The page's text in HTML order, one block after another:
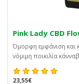
Pink Lady CBD
Όμορφη εμφάνιση και
νόμιμη ποικιλία
23,55€